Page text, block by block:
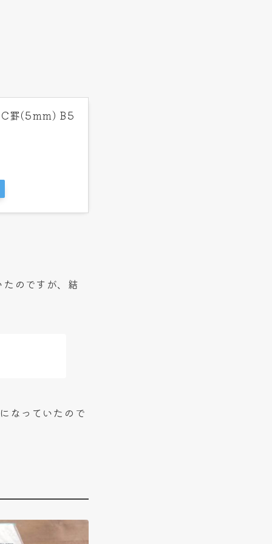
C罫(5mm) B5
のですが、結
なっていたので